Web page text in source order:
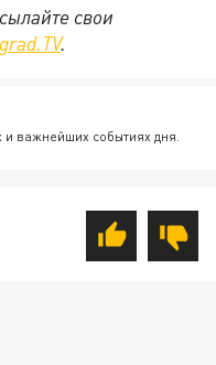
свои
.
и важнейших событиях дня.